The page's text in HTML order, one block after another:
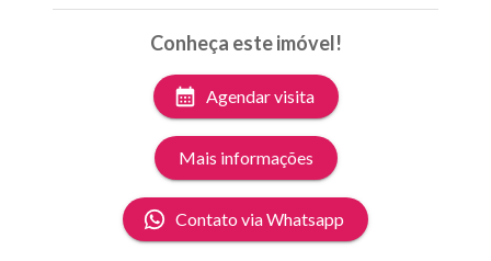
Conheça este imóvel!
Agendar visita
Mais informações
Contato via Whatsapp